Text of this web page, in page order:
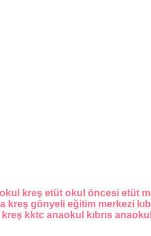
kreş etüt okul öncesi etüt
kreş gönyeli eğitim merkezi
kreş kktc anaokul kıbrıs